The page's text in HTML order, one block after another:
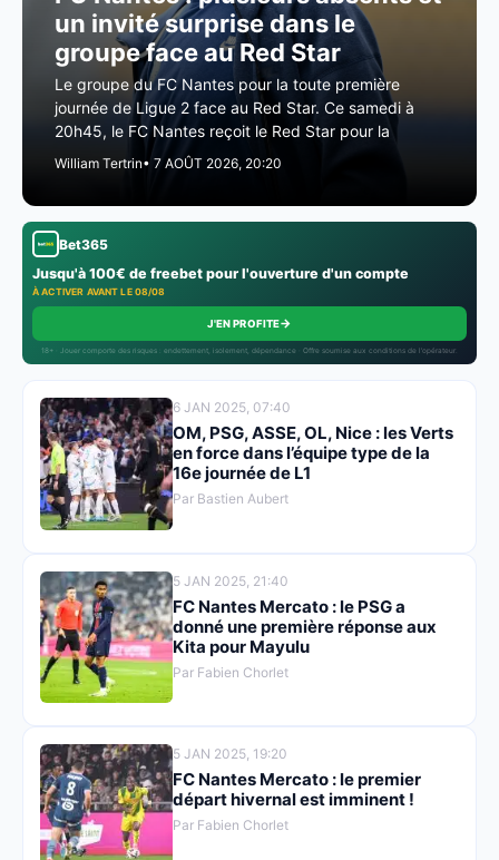
un invité surprise dans le
groupe face au Red Star
Le groupe du FC Nantes pour la toute première
journée de Ligue 2 face au Red Star. Ce samedi à
20h45, le FC Nantes reçoit le Red Star pour la
William Tertrin• 7 AOÛT 2026, 20:20
Bet365
Jusqu'à 100€ de freebet pour l'ouverture d'un compte
À ACTIVER AVANT LE 08/08
J'EN PROFITE→
18+ · Jouer comporte des risques : endettement, isolement, dépendance · Offre soumise aux conditions de l’opérateur.
6 JAN 2025, 07:40
OM, PSG, ASSE, OL, Nice : les Verts
en force dans l’équipe type de la
16e journée de L1
Par Bastien Aubert
5 JAN 2025, 21:40
FC Nantes Mercato : le PSG a
donné une première réponse aux
Kita pour Mayulu
Par Fabien Chorlet
5 JAN 2025, 19:20
FC Nantes Mercato : le premier
départ hivernal est imminent !
Par Fabien Chorlet